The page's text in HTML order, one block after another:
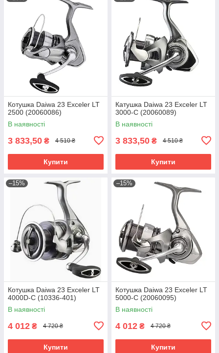
Котушка Daiwa 23 Exceler LT
2500 (20060086)
В наявності
3 833,50 ₴ 4 510 ₴
Купити
Катушка Daiwa 23 Exceler LT
3000-C (20060089)
В наявності
3 833,50 ₴ 4 510 ₴
Купити
–15%
Котушка Daiwa 23 Exceler LT
4000D-C (10336-401)
В наявності
4 012 ₴ 4 720 ₴
Купити
–15%
Котушка Daiwa 23 Exceler LT
5000-C (20060095)
В наявності
4 012 ₴ 4 720 ₴
Купити